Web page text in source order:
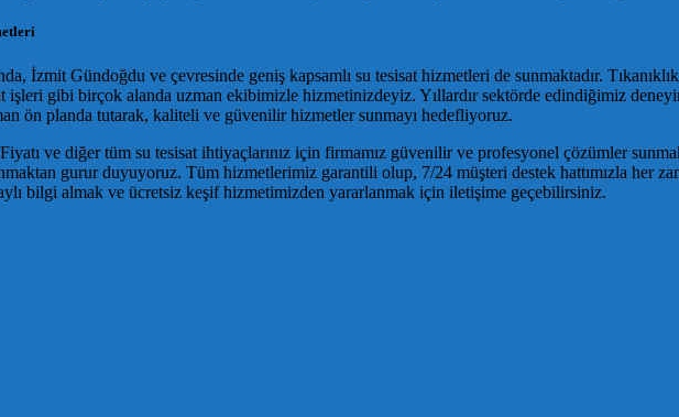
İzmit Gündoğdu ve çevresinde geniş kapsamlı su tesisat hizmetleri de sunmaktadır.
işleri gibi birçok alanda uzman ekibimizle hizmetinizdeyiz. Yıllardır sektörde edindiğimiz
ön planda tutarak, kaliteli ve güvenilir hizmetler sunmayı hedefliyoruz.
ve diğer tüm su tesisat ihtiyaçlarınız için firmamız güvenilir ve profesyonel çözümler
gurur duyuyoruz. Tüm hizmetlerimiz garantili olup, 7/24 müşteri destek hattımızla her
bilgi almak ve ücretsiz keşif hizmetimizden yararlanmak için iletişime geçebilirsiniz.